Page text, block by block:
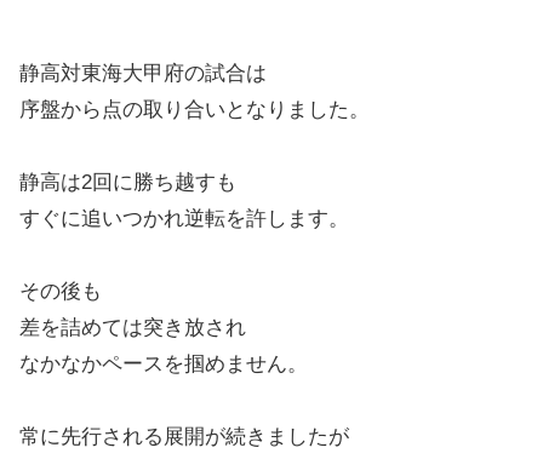
静高対東海大甲府の試合は
序盤から点の取り合いとなりました。
静高は2回に勝ち越すも
すぐに追いつかれ逆転を許します。
その後も
差を詰めては突き放され
なかなかペースを掴めません。
常に先行される展開が続きましたが